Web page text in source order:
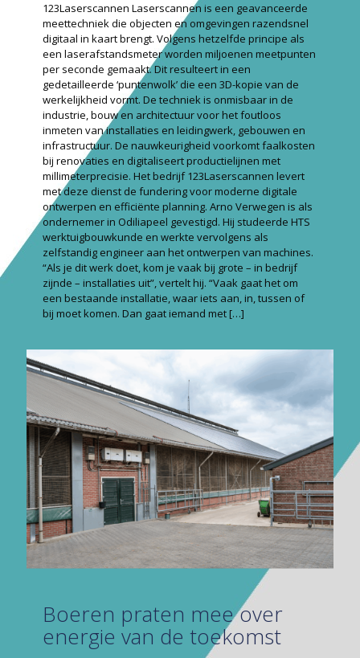
123Laserscannen Laserscannen is een geavanceerde
meettechniek die objecten en om­gevingen razendsnel
digitaal in kaart brengt. Volgens hetzelfde principe als
een laserafstandsmeter worden miljoenen meetpunten
per seconde gemaakt. Dit resulteert in een
gedetailleerde ‘puntenwolk’ die een 3D-kopie van de
werkelijkheid vormt. De techniek is onmisbaar in de
industrie, bouw en architectuur voor het foutloos
inmeten van installaties en leidingwerk, gebouwen en
infrastructuur. De nauwkeurigheid voorkomt faalkosten
bij renovaties en digitaliseert productielijnen met
millimeterprecisie. Het bedrijf 123Laserscannen levert
met deze dienst de fundering voor moderne digitale
ontwerpen en efficiënte planning. Arno Verwegen is als
ondernemer in Odiliapeel gevestigd. Hij studeerde HTS
werktuigbouwkunde en werkte vervolgens als
zelfstandig engineer aan het ontwerpen van machines.
“Als je dit werk doet, kom je vaak bij grote – in bedrijf
zijnde – installaties uit”, vertelt hij. “Vaak gaat het om
een bestaande installatie, waar iets aan, in, tussen of
bij moet komen. Dan gaat iemand met[…]
Boeren praten mee over
energie van de toekomst